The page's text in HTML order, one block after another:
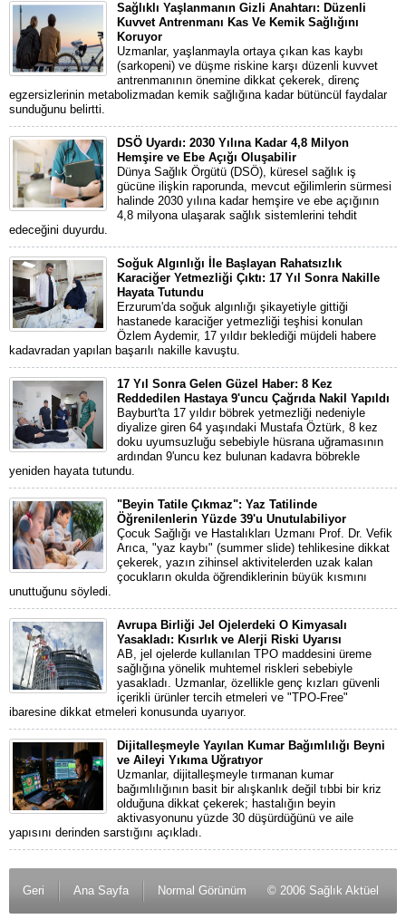
Sağlıklı Yaşlanmanın Gizli Anahtarı: Düzenli
Kuvvet Antrenmanı Kas Ve Kemik Sağlığını
Koruyor
Uzmanlar, yaşlanmayla ortaya çıkan kas kaybı
(sarkopeni) ve düşme riskine karşı düzenli kuvvet
antrenmanının önemine dikkat çekerek, direnç
egzersizlerinin metabolizmadan kemik sağlığına kadar bütüncül faydalar
sunduğunu belirtti.
DSÖ Uyardı: 2030 Yılına Kadar 4,8 Milyon
Hemşire ve Ebe Açığı Oluşabilir
Dünya Sağlık Örgütü (DSÖ), küresel sağlık iş
gücüne ilişkin raporunda, mevcut eğilimlerin sürmesi
halinde 2030 yılına kadar hemşire ve ebe açığının
4,8 milyona ulaşarak sağlık sistemlerini tehdit
edeceğini duyurdu.
Soğuk Algınlığı İle Başlayan Rahatsızlık
Karaciğer Yetmezliği Çıktı: 17 Yıl Sonra Nakille
Hayata Tutundu
Erzurum'da soğuk algınlığı şikayetiyle gittiği
hastanede karaciğer yetmezliği teşhisi konulan
Özlem Aydemir, 17 yıldır beklediği müjdeli habere
kadavradan yapılan başarılı nakille kavuştu.
17 Yıl Sonra Gelen Güzel Haber: 8 Kez
Reddedilen Hastaya 9'uncu Çağrıda Nakil Yapıldı
Bayburt'ta 17 yıldır böbrek yetmezliği nedeniyle
diyalize giren 64 yaşındaki Mustafa Öztürk, 8 kez
doku uyumsuzluğu sebebiyle hüsrana uğramasının
ardından 9'uncu kez bulunan kadavra böbrekle
yeniden hayata tutundu.
"Beyin Tatile Çıkmaz": Yaz Tatilinde
Öğrenilenlerin Yüzde 39'u Unutulabiliyor
Çocuk Sağlığı ve Hastalıkları Uzmanı Prof. Dr. Vefik
Arıca, "yaz kaybı" (summer slide) tehlikesine dikkat
çekerek, yazın zihinsel aktivitelerden uzak kalan
çocukların okulda öğrendiklerinin büyük kısmını
unuttuğunu söyledi.
Avrupa Birliği Jel Ojelerdeki O Kimyasalı
Yasakladı: Kısırlık ve Alerji Riski Uyarısı
AB, jel ojelerde kullanılan TPO maddesini üreme
sağlığına yönelik muhtemel riskleri sebebiyle
yasakladı. Uzmanlar, özellikle genç kızları güvenli
içerikli ürünler tercih etmeleri ve "TPO-Free"
ibaresine dikkat etmeleri konusunda uyarıyor.
Dijitalleşmeyle Yayılan Kumar Bağımlılığı Beyni
ve Aileyi Yıkıma Uğratıyor
Uzmanlar, dijitalleşmeyle tırmanan kumar
bağımlılığının basit bir alışkanlık değil tıbbi bir kriz
olduğuna dikkat çekerek; hastalığın beyin
aktivasyonunu yüzde 30 düşürdüğünü ve aile
yapısını derinden sarstığını açıkladı.
Geri Ana Sayfa Normal Görünüm © 2006 Sağlık Aktüel